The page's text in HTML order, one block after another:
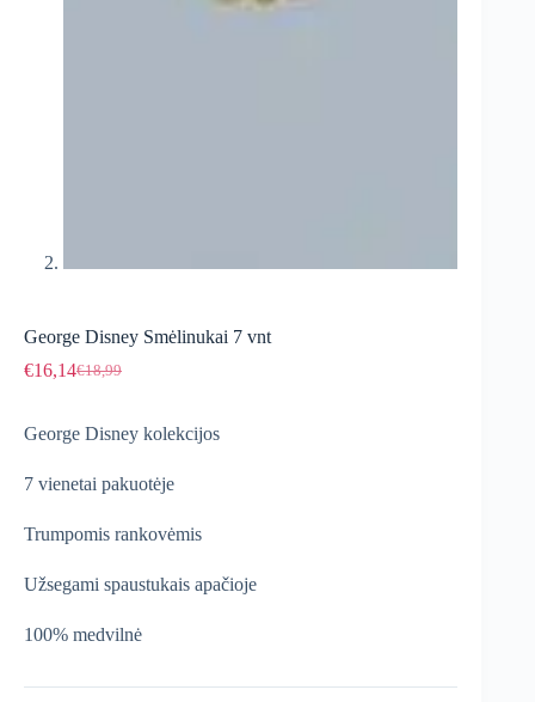
George Disney Smėlinukai 7 vnt
€18,99
Original
was:
€18,99.
€16,14Current
is:
€16,14.
George Disney kolekcijos
7 vienetai pakuotėje
Trumpomis rankovėmis
Užsegami spaustukais apačioje
100% medvilnė